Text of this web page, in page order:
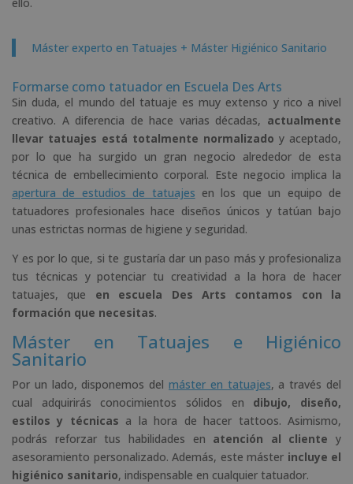
Máster experto en Tatuajes + Máster Higiénico Sanitario
Formarse como tatuador en Escuela Des Arts
Sin duda, el mundo del tatuaje es muy extenso y rico a nivel
creativo. A diferencia de hace varias décadas, actualmente
llevar tatuajes está totalmente normalizado y aceptado,
por lo que ha surgido un gran negocio alrededor de esta
técnica de embellecimiento corporal. Este negocio implica la
apertura de estudios de tatuajes en los que un equipo de
tatuadores profesionales hace diseños únicos y tatúan bajo
unas estrictas normas de higiene y seguridad.
Y es por lo que, si te gustaría dar un paso más y profesionaliza
tus técnicas y potenciar tu creatividad a la hora de hacer
tatuajes, que en escuela Des Arts contamos con la
formación que necesitas.
Máster en Tatuajes e Higiénico
Sanitario
Por un lado, disponemos del máster en tatuajes, a través del
cual adquirirás conocimientos sólidos en dibujo, diseño,
estilos y técnicas a la hora de hacer tattoos. Asimismo,
podrás reforzar tus habilidades en atención al cliente y
asesoramiento personalizado. Además, este máster incluye el
higiénico sanitario, indispensable en cualquier tatuador.